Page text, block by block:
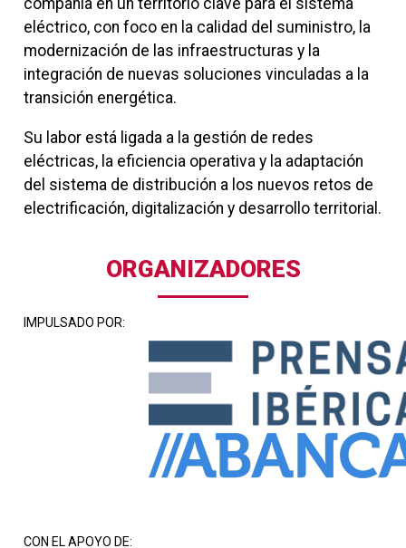
compañía en un territorio clave para el sistema
eléctrico, con foco en la calidad del suministro, la
modernización de las infraestructuras y la
integración de nuevas soluciones vinculadas a la
transición energética.
Su labor está ligada a la gestión de redes
eléctricas, la eficiencia operativa y la adaptación
del sistema de distribución a los nuevos retos de
electrificación, digitalización y desarrollo territorial.
ORGANIZADORES
IMPULSADO POR:
CON EL APOYO DE: